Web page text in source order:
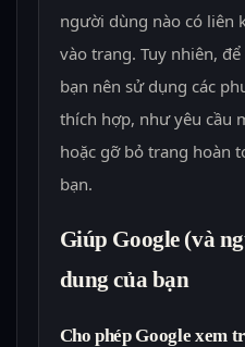
người dùng nào có liên
vào trang. Tuy nhiên,
bạn nên sử dụng các
thích hợp, như yêu cầu
hoặc gỡ bỏ trang hoàn
bạn.
Giúp Google (và
dung của bạn
Cho phép Google xem